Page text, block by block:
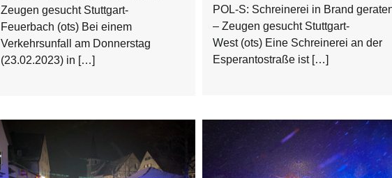
Zeugen gesucht Stuttgart-
Feuerbach (ots) Bei einem
Verkehrsunfall am Donnerstag
(23.02.2023) in […]
POL-S: Schreinerei in Brand
– Zeugen gesucht Stuttgart-
West (ots) Eine Schreinerei an der
Esperantostraße ist […]